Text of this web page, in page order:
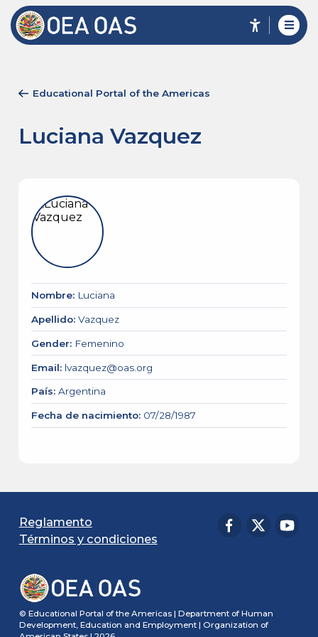
Educational Portal of the Americas
Luciana Vazquez
Nombre: Luciana
Apellido: Vazquez
Gender: Femenino
Email: lvazquez@oas.org
País: Argentina
Fecha de nacimiento: 07/28/1987
© Educational Portal of the Americas | Department of Human
Development, Education and Employment | Organization of
Reglamento
Términos y condiciones